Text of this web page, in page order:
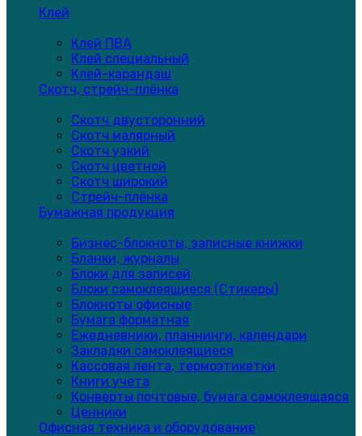
Клей
Клей ПВА
Клей специальный
Клей-карандаш
Скотч, стрейч-плёнка
Скотч двусторонний
Скотч малярный
Скотч узкий
Скотч цветной
Скотч широкий
Стрейч-плёнка
Бумажная продукция
Бизнес-блокноты, записные книжки
Бланки, журналы
Блоки для записей
Блоки самоклеящиеся (Стикеры)
Блокноты офисные
Бумага форматная
Ежедневники, планнинги, календари
Закладки самоклеящиеся
Кассовая лента, термоэтикетки
Книги учета
Конверты почтовые, бумага самоклеящаяся
Ценники
Офисная техника и оборудование